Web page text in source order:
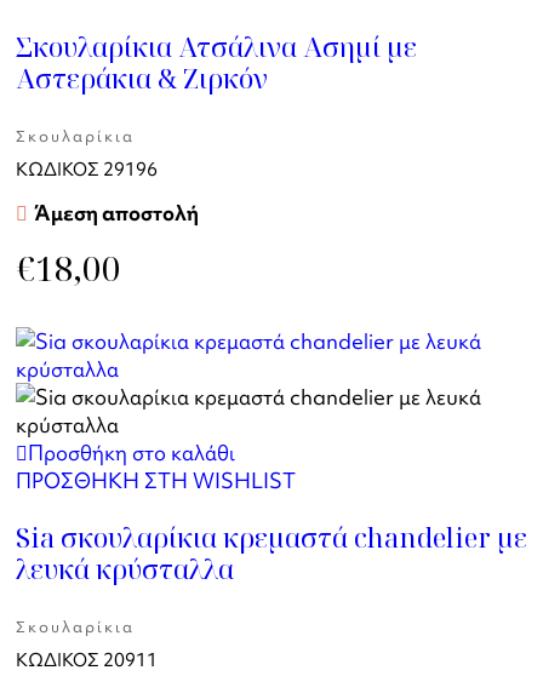
Σκουλαρίκια Ατσάλινα Ασημί με
Αστεράκια & Ζιρκόν
Σκουλαρίκια
ΚΩΔΙΚΟΣ 29196
Άμεση αποστολή
€18,00
Προσθήκη στο καλάθι
ΠΡΟΣΘΗΚΗ ΣΤΗ WISHLIST
Sia σκουλαρίκια κρεμαστά chandelier με
λευκά κρύσταλλα
Σκουλαρίκια
ΚΩΔΙΚΟΣ 20911